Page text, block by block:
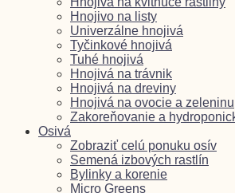
Hnojivo na listy
Univerzálne hnojivá
Tyčinkové hnojivá
Tuhé hnojivá
Hnojivá na trávnik
Hnojivá na dreviny
Hnojivá na ovocie a zeleninu
Zakoreňovanie a
Osivá
Zobraziť celú ponuku osív
Semená izbových rastlín
Bylinky a korenie
Micro Greens